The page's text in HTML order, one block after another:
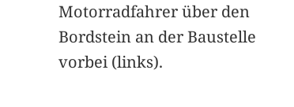
Motorradfahrer über den
Bordstein an der Baustelle
vorbei (links).